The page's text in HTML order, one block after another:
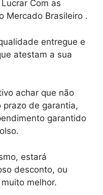
Com as
Mercado Brasileiro .
entregue e
atestam a sua
achar que não
prazo de garantia,
garantido
estará
desconto, ou
melhor.